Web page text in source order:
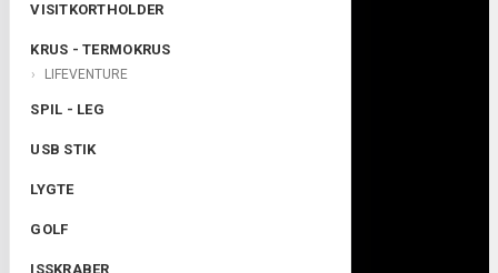
VISITKORTHOLDER
KRUS - TERMOKRUS
LIFEVENTURE
SPIL - LEG
USB STIK
LYGTE
GOLF
ISSKRABER